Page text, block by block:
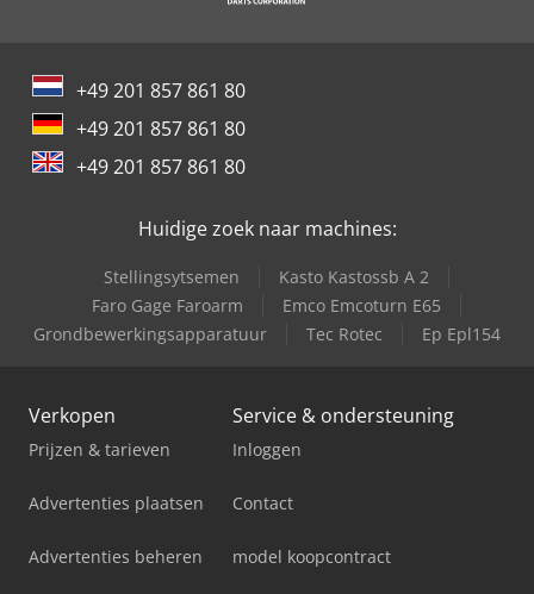
International 946
International 966
+49 201 857 861 80
+49 201 857 861 80
+49 201 857 861 80
Huidige zoek naar machines:
Stellingsytsemen
Kasto Kastossb A 2
Faro Gage Faroarm
Emco Emcoturn E65
Grondbewerkingsapparatuur
Tec Rotec Ep Epl154
Verkopen
Prijzen & tarieven
Advertenties plaatsen
Advertenties beheren
Service & ondersteuning
Inloggen
Contact
model koopcontract